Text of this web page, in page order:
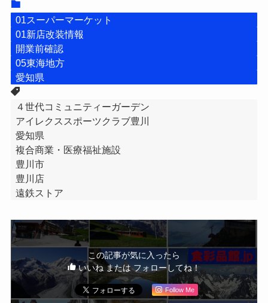
01スーパーマーケット
01新店改装情報
開業前確認
05東海地方
愛知県
４世代コミュニティーガーデン
アイレクススポーツクラブ豊川
愛知県
複合商業・医療福祉施設
豊川市
豊川店
遠鉄ストア
この記事が気に入ったら
いいね または フォローしてね！
Follow Me